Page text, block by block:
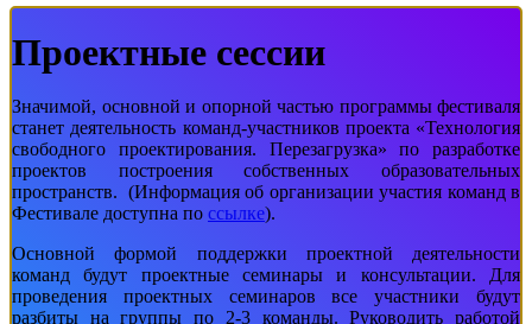
Проектные сессии
Значимой, основной и опорной частью программы фестиваля
станет деятельность команд-участников проекта «Технология
свободного проектирования. Перезагрузка» по разработке
проектов построения собственных образовательных
пространств. (Информация об организации участия команд в
Фестивале доступна по ссылке).
Основной формой поддержки проектной деятельности
команд будут проектные семинары и консультации. Для
проведения проектных семинаров все участники будут
разбиты на группы по 2-3 команды. Руководить работой